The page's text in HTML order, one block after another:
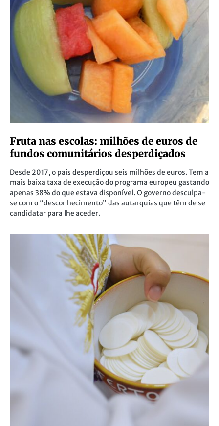
Fruta nas escolas: milhões de euros de
fundos comunitários desperdiçados
Desde 2017, o país desperdiçou seis milhões de euros. Tem a
mais baixa taxa de execução do programa europeu gastando
apenas 38% do que estava disponível. O governo desculpa-
se com o “desconhecimento” das autarquias que têm de se
candidatar para lhe aceder.